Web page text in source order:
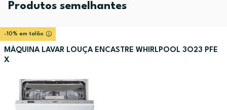
Produtos semelhantes
-10% em talão
MÁQUINA LAVAR LOUÇA ENCASTRE WHIRLPOOL 3O23 PFE
X